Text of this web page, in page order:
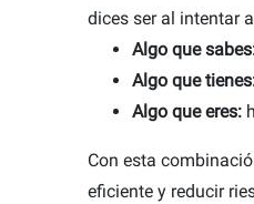
dices ser al intentar
Algo que
Algo que
Algo que eres:
Con esta
eficiente y reducir